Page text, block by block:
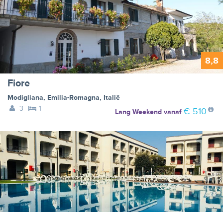
8,8
Fiore
Modigliana, Emilia-Romagna, Italië
3
1 Lang Weekendvanaf € 510